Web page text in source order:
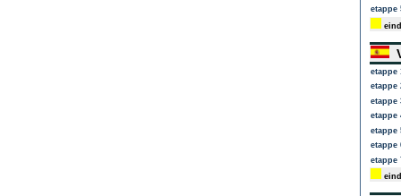
etappe
etappe
etappe
etappe
etappe
etappe
etappe
etappe